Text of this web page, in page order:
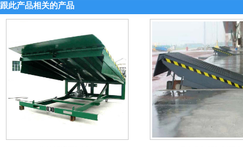
跟此产品相关的产品